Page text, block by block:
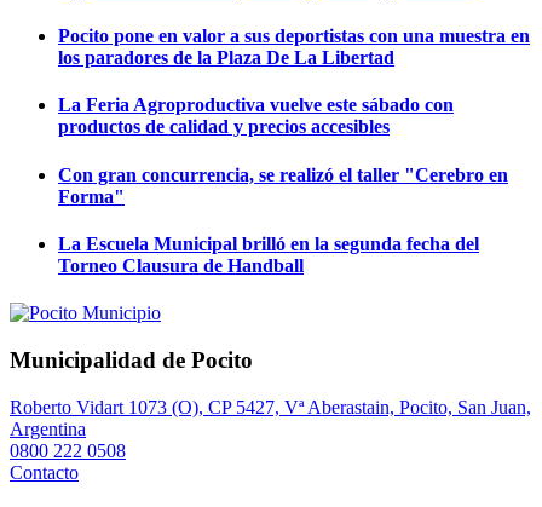
Pocito pone en valor a sus deportistas con una muestra en
los paradores de la Plaza De La Libertad
La Feria Agroproductiva vuelve este sábado con
productos de calidad y precios accesibles
Con gran concurrencia, se realizó el taller "Cerebro en
Forma"
La Escuela Municipal brilló en la segunda fecha del
Torneo Clausura de Handball
Municipalidad de Pocito
Roberto Vidart 1073 (O), CP 5427, Vª Aberastain, Pocito, San Juan,
Argentina
0800 222 0508
Contacto